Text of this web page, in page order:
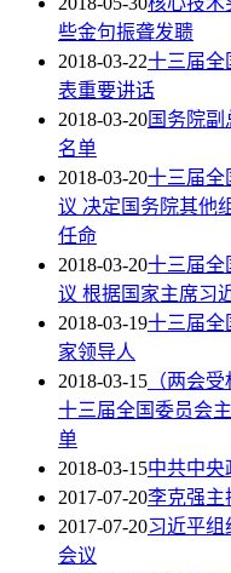
些金句振聋发聩
2018-03-22十三届全
表重要讲话
2018-03-20国务院
名单
2018-03-20十三届全
议 决定国务院其他
任命
2018-03-20十三届全
议 根据国家主席习
2018-03-19十三届全
家领导人
2018-03-15 （两会
十三届全国委员会
单
2018-03-15中共中央
2017-07-20李克强主
2017-07-20习近平组
会议